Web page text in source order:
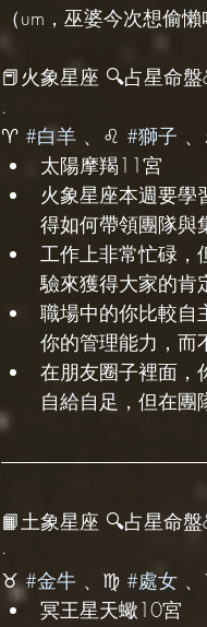
（um，巫婆今次想偷
📕火象星座 🔍占星命
.
♈️ #白羊 、♌️ #獅子
太陽摩羯11宮
火象星座本週要學
得如何帶領團隊與
工作上非常忙碌，
驗來獲得大家的肯
職場中的你比較自
你的管理能力，而
在朋友圈子裡面，
自給自足，但在團
📙土象星座 🔍占星命
·
♉️ #金牛 、♍️ #處女
冥王星天蠍10宮